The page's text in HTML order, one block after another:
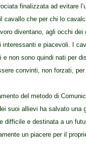
finalizzata ad evitare
cavallo che per chi lo
diventano, agli occhi dei
interessanti e piacevoli. I
e non sono quindi nati per
convinti, non forzati,
del metodo di
suoi allievi ha salvato una
difficile e destinata a un
un piacere per il